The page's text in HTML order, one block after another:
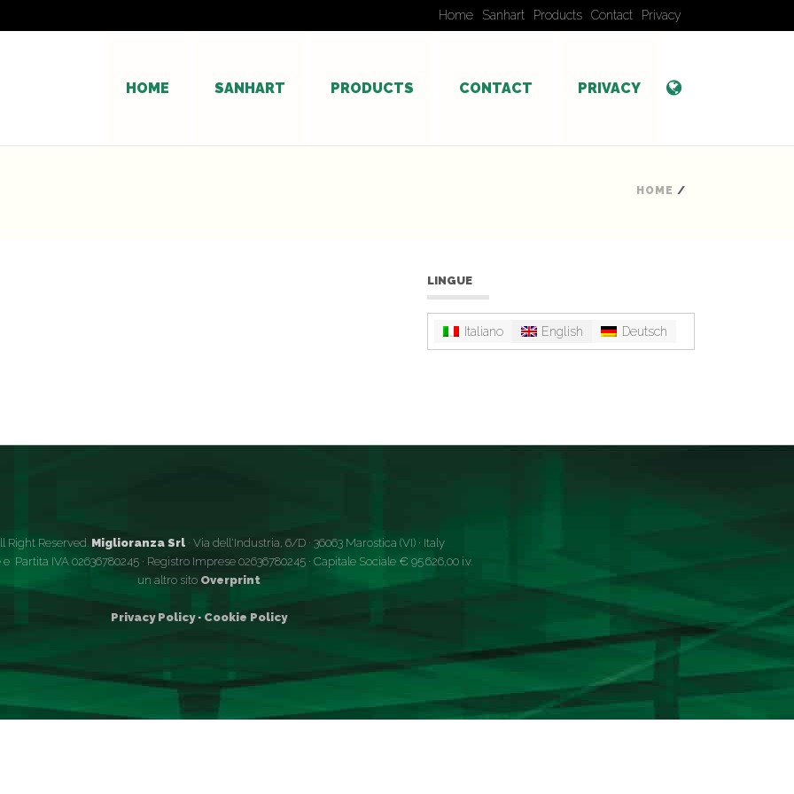
Home Sanhart Products Contact Privacy
HOME SANHART PRODUCTS CONTACT PRIVACY
HOME /
LINGUE
Italiano English Deutsch
Right Reserved. Miglioranza Srl· Via dell'Industria, 6/D · 36063 Marostica (VI) · Italy
Partita IVA 02636780245 · Registro Imprese 02636780245 · Capitale Sociale € 95.626,00 i.v.
un altro sito Overprint
Privacy Policy · Cookie Policy